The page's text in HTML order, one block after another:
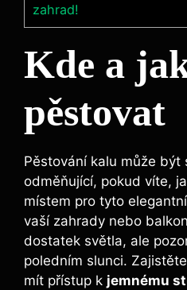
zahrad!
Kde a‌
pěstovat
Pěstování kalu může být‍
odměňující, pokud víte,
místem pro tyto
vaší zahrady nebo
dostatek světla, ale
poledním slunci.
mít přístup k jemnému